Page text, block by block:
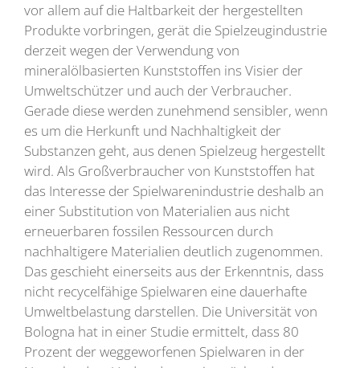
vor allem auf die Haltbarkeit der hergestellten
Produkte vorbringen, gerät die Spielzeugindustrie
derzeit wegen der Verwendung von
mineralölbasierten Kunststoffen ins Visier der
Umweltschützer und auch der Verbraucher.
Gerade diese werden zunehmend sensibler, wenn
es um die Herkunft und Nachhaltigkeit der
Substanzen geht, aus denen Spielzeug hergestellt
wird. Als Großverbraucher von Kunststoffen hat
das Interesse der Spielwarenindustrie deshalb an
einer Substitution von Materialien aus nicht
erneuerbaren fossilen Ressourcen durch
nachhaltigere Materialien deutlich zugenommen.
Das geschieht einerseits aus der Erkenntnis, dass
nicht recycelfähige Spielwaren eine dauerhafte
Umweltbelastung darstellen. Die Universität von
Bologna hat in einer Studie ermittelt, dass 80
Prozent der weggeworfenen Spielwaren in der